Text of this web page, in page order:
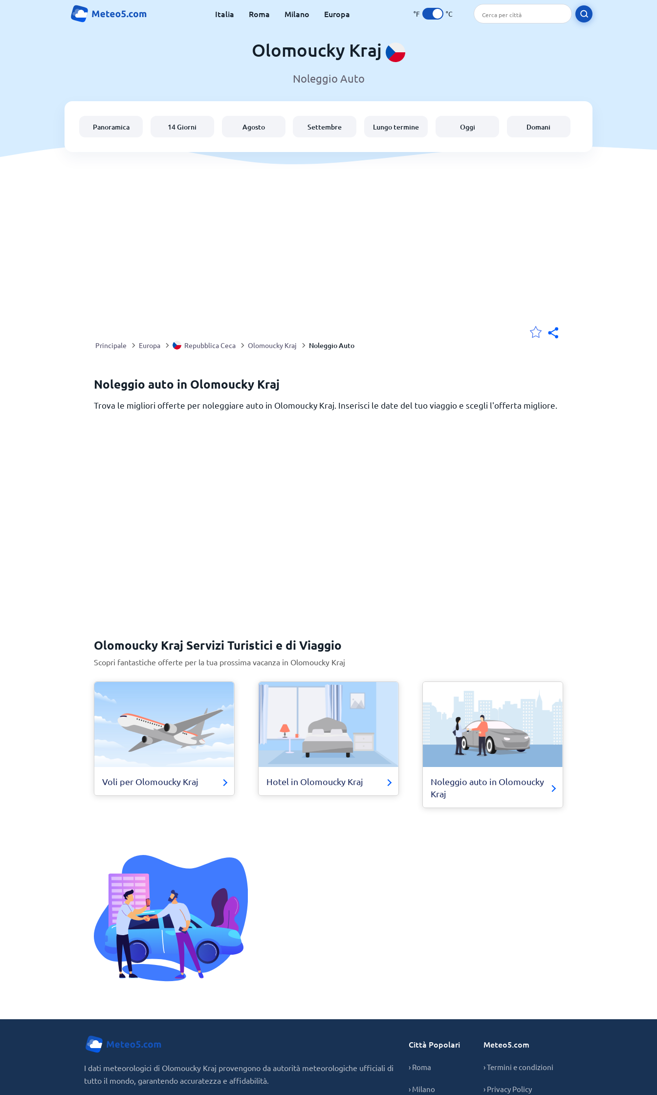
Italia Roma Milano Europa °F °C
Olomoucky Kraj
Noleggio Auto
Panoramica 14 Giorni Agosto Settembre Lungo termine Oggi Domani
Principale Europa Repubblica Ceca Olomoucky Kraj Noleggio Auto
Noleggio auto in Olomoucky Kraj
Trova le migliori offerte per noleggiare auto in Olomoucky Kraj. Inserisci le date del tuo viaggio e scegli l'offerta migliore.
Olomoucky Kraj Servizi Turistici e di Viaggio
Scopri fantastiche offerte per la tua prossima vacanza in Olomoucky Kraj
Voli per Olomoucky Kraj Hotel in Olomoucky Kraj
Noleggio auto in Olomoucky
Kraj
I dati meteorologici di Olomoucky Kraj provengono da autorità meteorologiche ufficiali di
tutto il mondo, garantendo accuratezza e affidabilità.
Città Popolari
› Roma
› Milano
Meteo5.com
› Termini e condizioni
› Privacy Policy